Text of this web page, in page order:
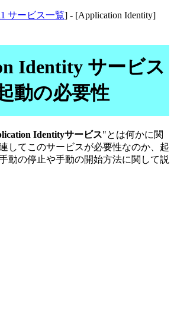
サービス一覧] - [Application Identity]
Identity サービス
動の必要性
Identityサービス"とは何かに関
してこのサービスが必要性なのか、起
動の停止や手動の開始方法に関して説